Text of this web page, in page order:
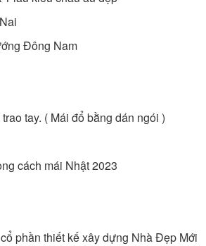
Đông Nam
tay. ( Mái đổ bằng dán ngói )
cách mái Nhật 2023
phần thiết kế xây dựng Nhà Đẹp Mới